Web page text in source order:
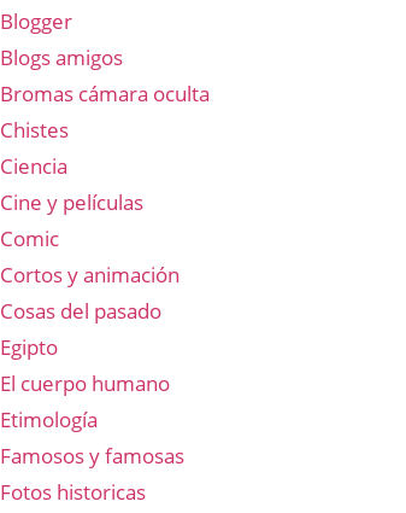
Blogger
Blogs amigos
Bromas cámara oculta
Chistes
Ciencia
Cine y películas
Comic
Cortos y animación
Cosas del pasado
Egipto
El cuerpo humano
Etimología
Famosos y famosas
Fotos historicas